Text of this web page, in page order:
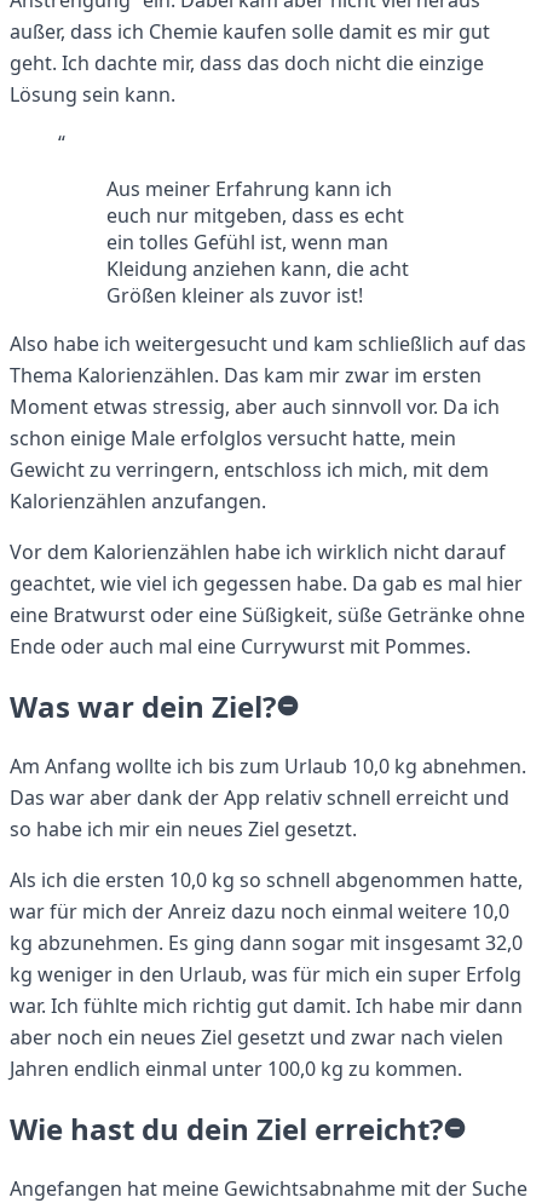
außer, dass ich Chemie kaufen solle damit es mir gut
geht. Ich dachte mir, dass das doch nicht die einzige
Lösung sein kann.
“
Aus meiner Erfahrung kann ich
euch nur mitgeben, dass es echt
ein tolles Gefühl ist, wenn man
Kleidung anziehen kann, die acht
Größen kleiner als zuvor ist!
Also habe ich weitergesucht und kam schließlich auf das
Thema Kalorienzählen. Das kam mir zwar im ersten
Moment etwas stressig, aber auch sinnvoll vor. Da ich
schon einige Male erfolglos versucht hatte, mein
Gewicht zu verringern, entschloss ich mich, mit dem
Kalorienzählen anzufangen.
Vor dem Kalorienzählen habe ich wirklich nicht darauf
geachtet, wie viel ich gegessen habe. Da gab es mal hier
eine Bratwurst oder eine Süßigkeit, süße Getränke ohne
Ende oder auch mal eine Currywurst mit Pommes.
Was war dein Ziel?
Am Anfang wollte ich bis zum Urlaub 10,0 kg abnehmen.
Das war aber dank der App relativ schnell erreicht und
so habe ich mir ein neues Ziel gesetzt.
Als ich die ersten 10,0 kg so schnell abgenommen hatte,
war für mich der Anreiz dazu noch einmal weitere 10,0
kg abzunehmen. Es ging dann sogar mit insgesamt 32,0
kg weniger in den Urlaub, was für mich ein super Erfolg
war. Ich fühlte mich richtig gut damit. Ich habe mir dann
aber noch ein neues Ziel gesetzt und zwar nach vielen
Jahren endlich einmal unter 100,0 kg zu kommen.
Wie hast du dein Ziel erreicht?
Angefangen hat meine Gewichtsabnahme mit der Suche